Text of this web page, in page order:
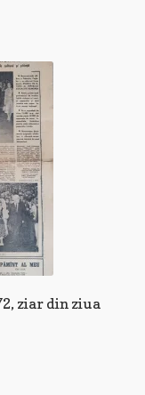
ziar din ziua